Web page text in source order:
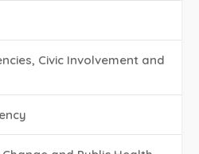
Civic Involvement and